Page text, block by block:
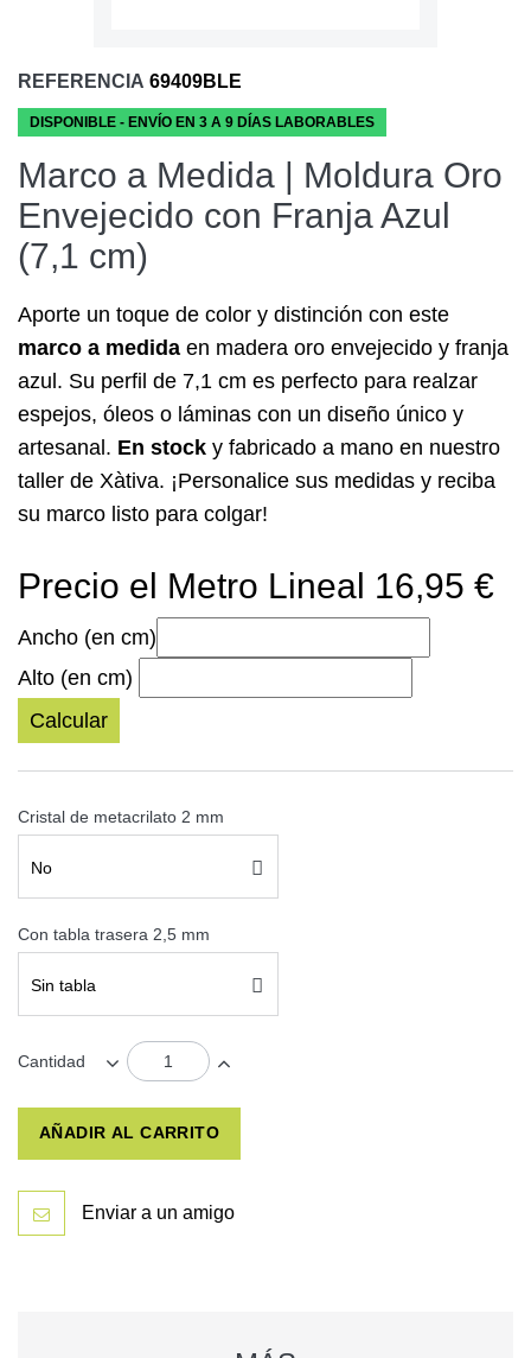
REFERENCIA 69409BLE
DISPONIBLE - ENVÍO EN 3 A 9 DÍAS LABORABLES
Marco a Medida | Moldura Oro
Envejecido con Franja Azul
(7,1 cm)
Aporte un toque de color y distinción con este
marco a medida en madera oro envejecido y franja
azul. Su perfil de 7,1 cm es perfecto para realzar
espejos, óleos o láminas con un diseño único y
artesanal. En stock y fabricado a mano en nuestro
taller de Xàtiva. ¡Personalice sus medidas y reciba
su marco listo para colgar!
Precio el Metro Lineal 16,95 €
Ancho (en cm)
Alto (en cm)
Calcular
Cristal de metacrilato 2 mm
No
Con tabla trasera 2,5 mm
Sin tabla
Cantidad
AÑADIR AL CARRITO
Enviar a un amigo